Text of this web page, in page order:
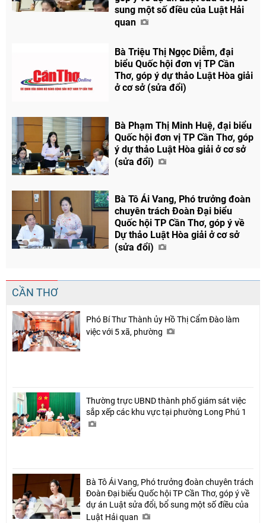
sung một số điều của Luật Hải
quan
Bà Triệu Thị Ngọc Diễm, đại
biểu Quốc hội đơn vị TP Cần
Thơ, góp ý dự thảo Luật Hòa giải
ở cơ sở (sửa đổi)
Bà Phạm Thị Minh Huệ, đại biểu
Quốc hội đơn vị TP Cần Thơ, góp
ý dự thảo Luật Hòa giải ở cơ sở
(sửa đổi)
Bà Tô Ái Vang, Phó trưởng đoàn
chuyên trách Đoàn Đại biểu
Quốc hội TP Cần Thơ, góp ý về
Dự thảo Luật Hòa giải ở cơ sở
(sửa đổi)
CẦN THƠ
Phó Bí Thư Thành ủy Hồ Thị Cẩm Đào làm
việc với 5 xã, phường
Thường trực UBND thành phố giám sát việc
sắp xếp các khu vực tại phường Long Phú 1
Bà Tô Ái Vang, Phó trưởng đoàn chuyên trách
Đoàn Đại biểu Quốc hội TP Cần Thơ, góp ý về
dự án Luật sửa đổi, bổ sung một số điều của
Luật Hải quan